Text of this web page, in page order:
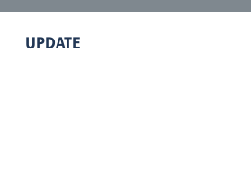
UPDATE